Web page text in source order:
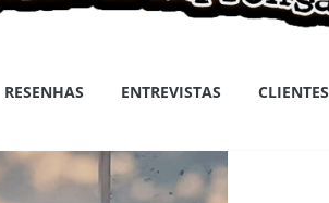
RESENHAS ENTREVISTAS CLIENTES